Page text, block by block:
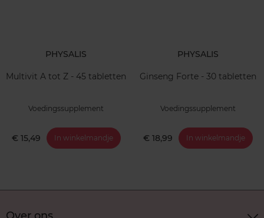
PHYSALIS
Multivit A tot Z - 45 tabletten
Voedingssupplement
€ 15,49 In winkelmandje
PHYSALIS
Ginseng Forte - 30 tabletten
Voedingssupplement
€ 18,99 In winkelmandje